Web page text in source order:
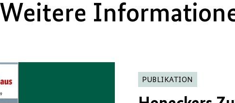
Weitere
PUBLIKATION